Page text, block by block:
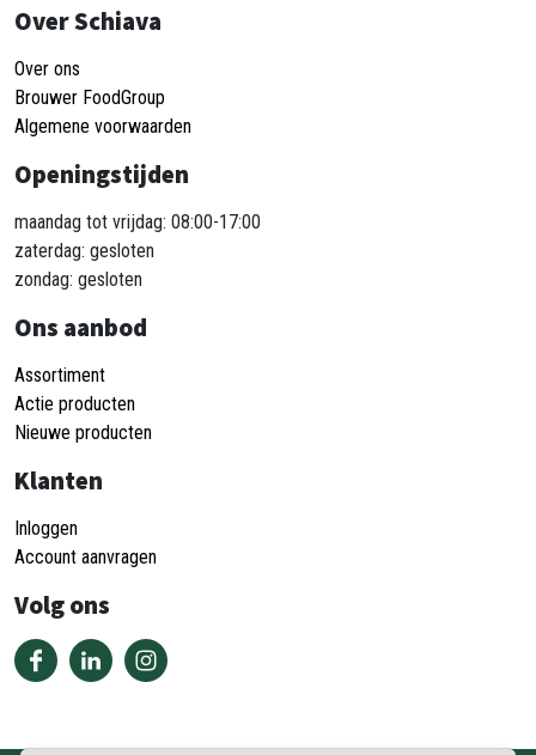
Over Schiava
Over ons
Brouwer FoodGroup
Algemene voorwaarden
Openingstijden
maandag tot vrijdag: 08:00-17:00
zaterdag: gesloten
zondag: gesloten
Ons aanbod
Assortiment
Actie producten
Nieuwe producten
Klanten
Inloggen
Account aanvragen
Volg ons